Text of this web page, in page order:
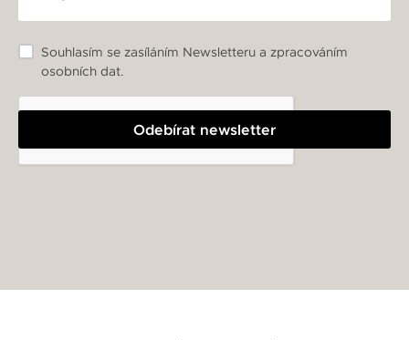
Odebírat newsletter
Souhlasím se zasíláním Newsletteru a zpracováním
osobních dat.